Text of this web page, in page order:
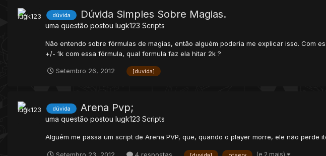
dúvida Dúvida Simples Sobre Magias.
uma questão postou lugk123 Scripts
Não entendo sobre fórmulas de magias, então alguém poderia me explicar isso. Com
+/- 1k com essa fórmula, qual formula faz ela hitar 2k ?
Setembro 26, 2012 [duvida]
dúvida Arena Pvp;
uma questão postou lugk123 Scripts
Alguém me passa um script de Arena PVP, que, quando o player morre, ele não
(e 2 mais)